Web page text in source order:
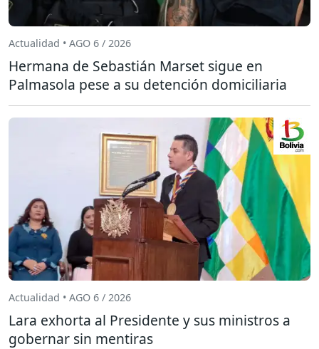
Actualidad • AGO 6 / 2026
Hermana de Sebastián Marset sigue en
Palmasola pese a su detención domiciliaria
Actualidad • AGO 6 / 2026
Lara exhorta al Presidente y sus ministros a
gobernar sin mentiras